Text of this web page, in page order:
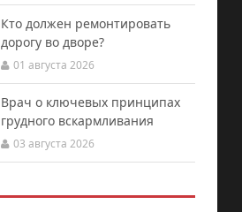
Кто должен ремонтировать
дорогу во дворе?
01 августа 2026
Врач о ключевых принципах
грудного вскармливания
03 августа 2026